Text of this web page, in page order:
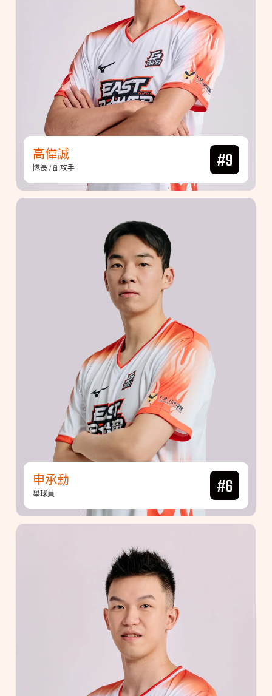
高偉誠
隊長 / 副攻手 #9
申承勳
舉球員 #6